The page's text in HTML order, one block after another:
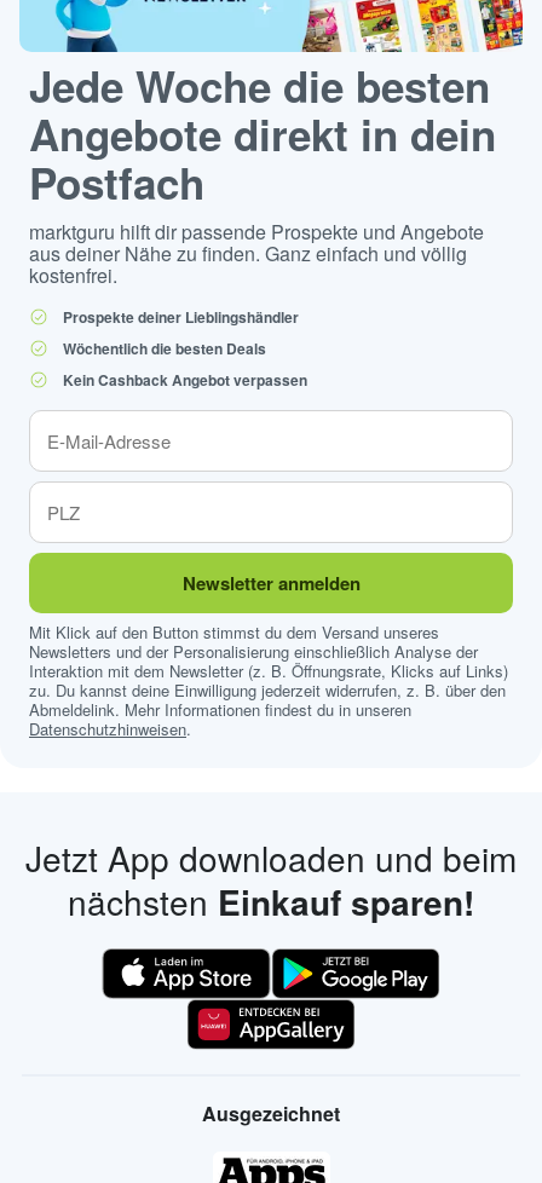
Jede Woche die besten
Angebote direkt in dein
Postfach
marktguru hilft dir passende Prospekte und Angebote
aus deiner Nähe zu finden. Ganz einfach und völlig
kostenfrei.
Prospekte deiner Lieblingshändler
Wöchentlich die besten Deals
Kein Cashback Angebot verpassen
Newsletter anmelden
Mit Klick auf den Button stimmst du dem Versand unseres
Newsletters und der Personalisierung einschließlich Analyse der
Interaktion mit dem Newsletter (z. B. Öffnungsrate, Klicks auf Links)
zu. Du kannst deine Einwilligung jederzeit widerrufen, z. B. über den
Abmeldelink. Mehr Informationen findest du in unseren
Datenschutzhinweisen.
Jetzt App downloaden und beim
nächsten Einkauf sparen!
Ausgezeichnet